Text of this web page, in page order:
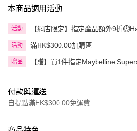
本商品適用活動
活動 【網店限定】指定產品額外9折
活動 滿HK$300.00加購區
贈品
【贈】買1件指定Maybelline
付款與運送
自提點滿HK$300.00免運費